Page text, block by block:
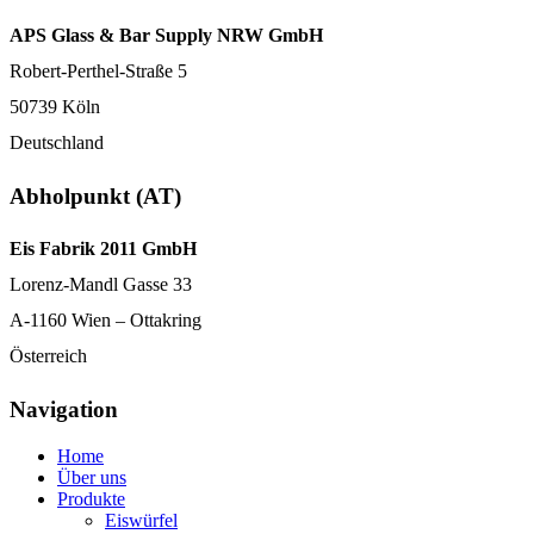
APS Glass & Bar Supply NRW GmbH
Robert-Perthel-Straße 5
50739 Köln
Deutschland
Abholpunkt (AT)
Eis Fabrik 2011 GmbH
Lorenz-Mandl Gasse 33
A-1160 Wien – Ottakring
Österreich
Navigation
Home
Über uns
Produkte
Eiswürfel